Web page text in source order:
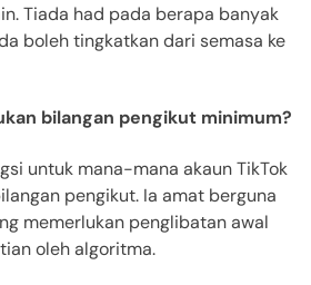
Tiada had pada berapa banyak
boleh tingkatkan dari semasa ke
bilangan pengikut minimum?
untuk mana-mana akaun TikTok
pengikut. Ia amat berguna
memerlukan penglibatan awal
oleh algoritma.